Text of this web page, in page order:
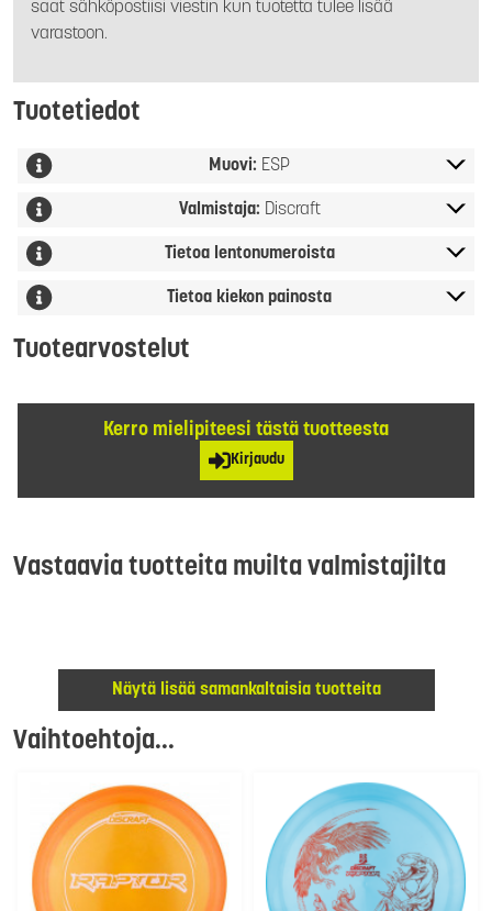
saat sähköpostiisi viestin kun tuotetta tulee lisää
varastoon.
Tuotetiedot
Muovi: ESP
Valmistaja: Discraft
Tietoa lentonumeroista
Tietoa kiekon painosta
Tuotearvostelut
Kerro mielipiteesi tästä tuotteesta
Kirjaudu
Vastaavia tuotteita muilta valmistajilta
Näytä lisää samankaltaisia tuotteita
Vaihtoehtoja...